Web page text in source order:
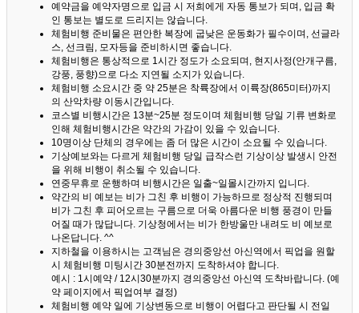
예약금을 예약자명으로 입금 시 저희에게 자동 통보가 되며, 입금 확
인 통보는 별도로 드리지는 않습니다.
체험비행 준비물은 편안한 복장에 굽낮은 운동화가 필수이며, 선글라
스, 선크림, 모자등을 준비하시면 좋습니다.
체험비행은 통상적으로 1시간 정도가 소요되며, 현지사정(안개구름,
강풍, 풍향)으로 다소 지연될 소지가 있습니다.
체험비행 소요시간 중 약 25분은 착륙장에서 이륙장(865미터)까지
의 산악차량 이동시간입니다.
코스별 비행시간은 13분~25분 정도이며 체험비행 당일 기류 변화로
인해 체험비행시간은 약간의 가감이 있을 수 있습니다.
10명이상 단체의 경우에는 좀 더 많은 시간이 소요될 수 있습니다.
기상예보와는 다르게 체험비행 당일 급작스런 기상이상 발생시 안전
을 위해 비행이 취소될 수 있습니다.
연중무휴로 운행하며 비행시간은 일출~일몰시간까지 입니다.
약간의 비 예보는 비가 그친 후 비행이 가능하므로 정상적 진행되며
비가 그친 후 피어오르는 구름으로 더욱 아름다운 비행 풍경이 만들
어질 때가 많답니다. 기상청에서는 비가 한방울만 내려도 비 예보로
나온답니다. ^^
지하철을 이용하시는 고객님은 경의중앙선 아신역에서 픽업을 원할
시 체험비행 미팅시간 30분전까지 도착하셔야 합니다.
예시 : 1시예약 / 12시30분까지 경의중앙선 아신역 도착바랍니다. (예
약 페이지에서 픽업여부 결정)
체험비행 예약 일에 기상변동으로 비행이 어렵다고 판단될 시 전일